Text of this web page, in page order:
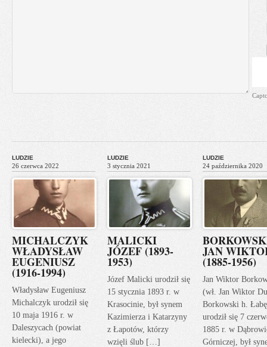
LUDZIE
26 czerwca 2022
MICHALCZYK
WŁADYSŁAW
EUGENIUSZ
(1916-1994)
Władysław Eugeniusz
Michalczyk urodził się
10 maja 1916 r. w
Daleszycach (powiat
kielecki), a jego
LUDZIE
3 stycznia 2021
MALICKI
JÓZEF (1893-
1953)
Józef Malicki urodził się
15 stycznia 1893 r. w
Krasocinie, był synem
Kazimierza i Katarzyny
z Łapotów, którzy
wzięli ślub […]
LUDZIE
24 października 2020
JAN
(1885-1956)
Jan Wiktor
(wł. Jan Wiktor
Borkowski h.
urodził się 7
1885 r. w
Górniczej, był